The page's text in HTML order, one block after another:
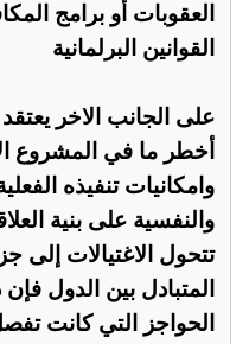
العقوبات أو برامج
القوانين البرلمانية
على الجانب الاخر
أخطر ما في المشروع
وامكانيات تنفيذه
والنفسية على بنية
تتحول الاغتيالات
المتبادل بين الدول
الحواجز التي كانت